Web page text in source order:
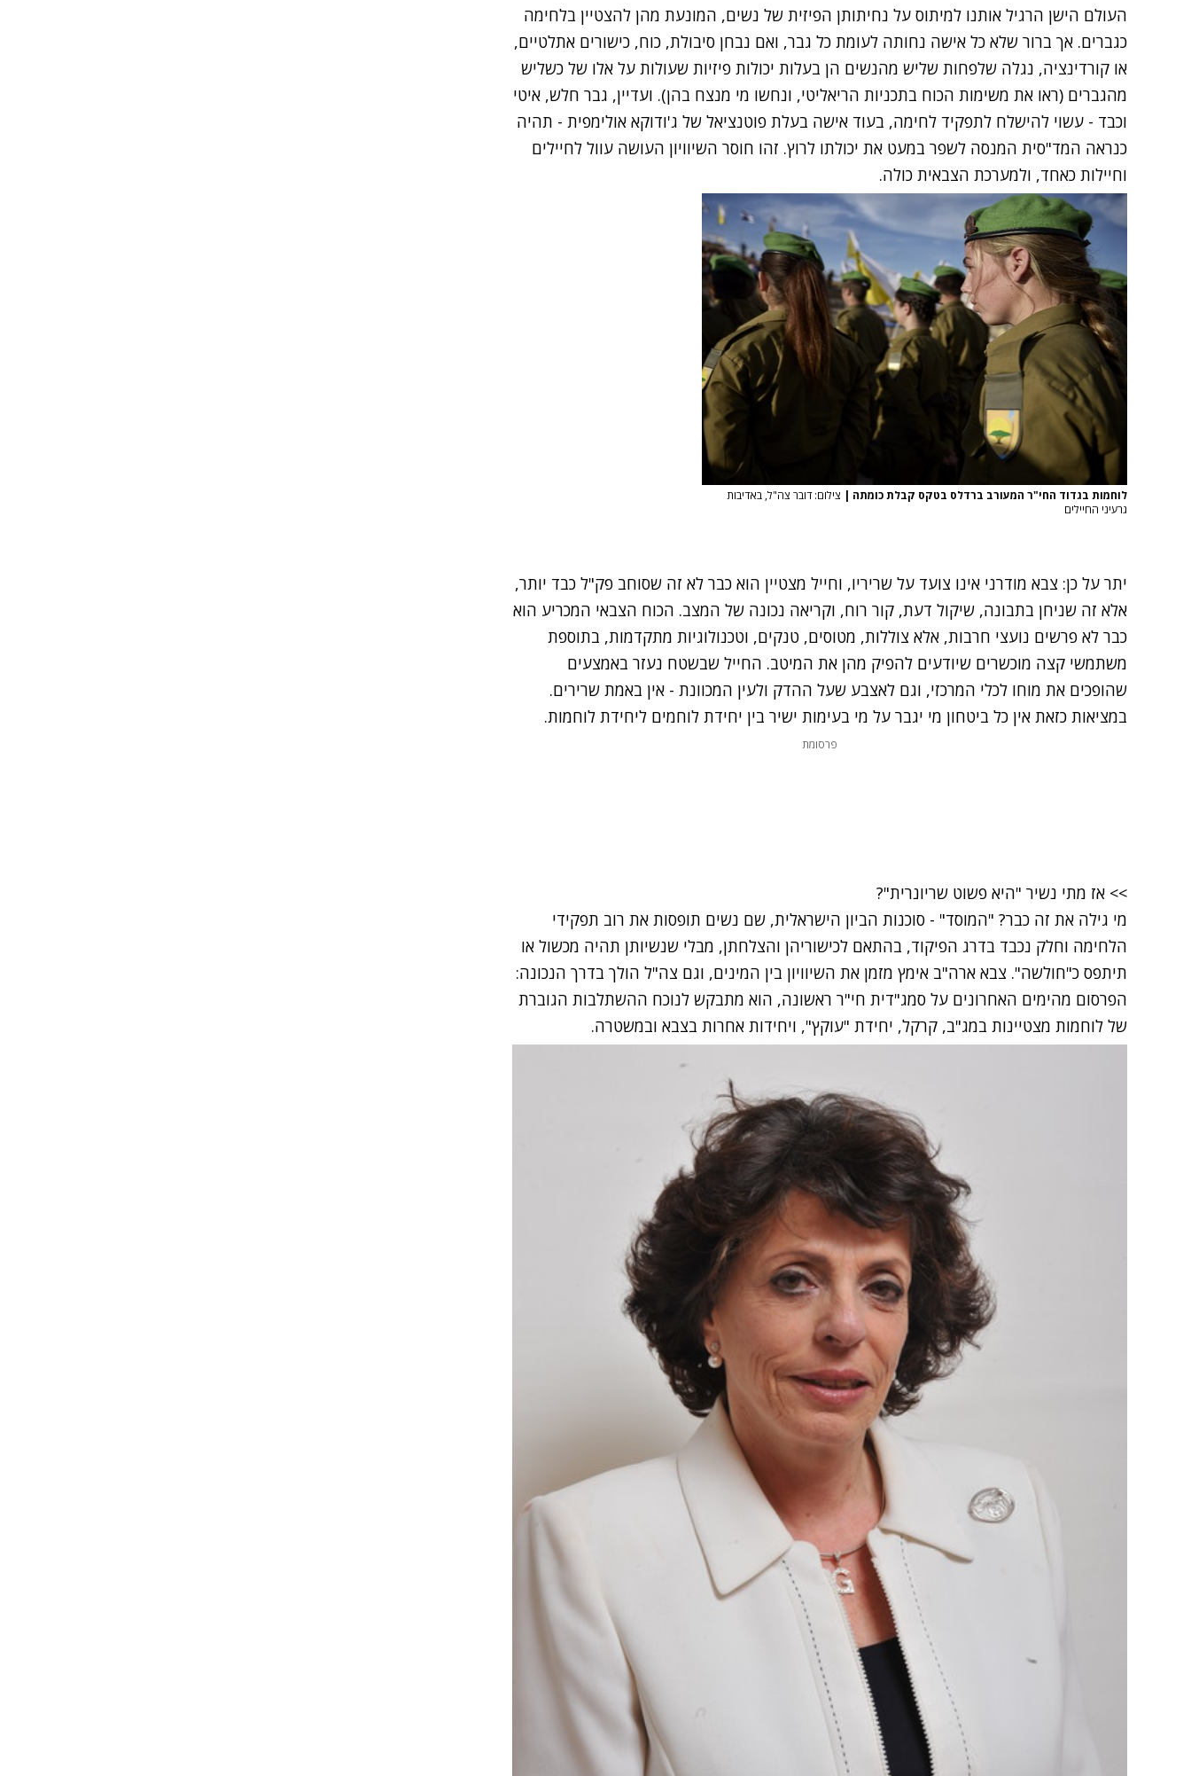
העולם הישן הרגיל אותנו למיתוס על נחיתותן הפיזית של נשים, המונעת מהן להצטיין בלחימה
כגברים. אך ברור שלא כל אישה נחותה לעומת כל גבר, ואם נבחן סיבולת, כוח, כישורים אתלטיים,
או קורדינציה, נגלה שלפחות שליש מהנשים הן בעלות יכולות פיזיות שעולות על אלו של כשליש
מהגברים (ראו את משימות הכוח בתכניות הריאליטי, ונחשו מי מנצח בהן). ועדיין, גבר חלש, איטי
וכבד - עשוי להישלח לתפקיד לחימה, בעוד אישה בעלת פוטנציאל של ג'ודוקא אולימפית - תהיה
כנראה המד"סית המנסה לשפר במעט את יכולתו לרוץ. זהו חוסר השיוויון העושה עוול לחיילים
וחיילות כאחד, ולמערכת הצבאית כולה.
לוחמות בגדוד החי"ר המעורב ברדלס בטקס קבלת כומתה | צילום: דובר צה"ל, באדיבות
גרעיני החיילים
יתר על כן: צבא מודרני אינו צועד על שריריו, וחייל מצטיין הוא כבר לא זה שסוחב פק"ל כבד יותר,
אלא זה שניחן בתבונה, שיקול דעת, קור רוח, וקריאה נכונה של המצב. הכוח הצבאי המכריע הוא
כבר לא פרשים נועצי חרבות, אלא צוללות, מטוסים, טנקים, וטכנולוגיות מתקדמות, בתוספת
משתמשי קצה מוכשרים שיודעים להפיק מהן את המיטב. החייל שבשטח נעזר באמצעים
שהופכים את מוחו לכלי המרכזי, וגם לאצבע שעל ההדק ולעין המכוונת - אין באמת שרירים.
במציאות כזאת אין כל ביטחון מי יגבר על מי בעימות ישיר בין יחידת לוחמים ליחידת לוחמות.
פרסומת
>> אז מתי נשיר "היא פשוט שריונרית"?
מי גילה את זה כבר? "המוסד" - סוכנות הביון הישראלית, שם נשים תופסות את רוב תפקידי
הלחימה וחלק נכבד בדרג הפיקוד, בהתאם לכישוריהן והצלחתן, מבלי שנשיותן תהיה מכשול או
תיתפס כ"חולשה". צבא ארה"ב אימץ מזמן את השיוויון בין המינים, וגם צה"ל הולך בדרך הנכונה:
הפרסום מהימים האחרונים על סמג"דית חי"ר ראשונה, הוא מתבקש לנוכח ההשתלבות הגוברת
של לוחמות מצטיינות במג"ב, קרקל, יחידת "עוקץ"
, ויחידות אחרות בצבא ובמשטרה.